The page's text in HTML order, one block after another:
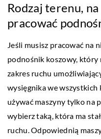
Rodzaj terenu,
pracować
Jeśli musisz pracować na
podnośnik koszowy, który
zakres ruchu
wysięgnika we wszystkich
używać maszyny tylko na
wybierz taką, która ma
ruchu. Odpowiednią